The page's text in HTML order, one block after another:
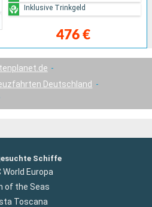
476 €
Inklusive Trinkgeld
Deutschland
Schiffe
World Europa
of the Seas
Toscana